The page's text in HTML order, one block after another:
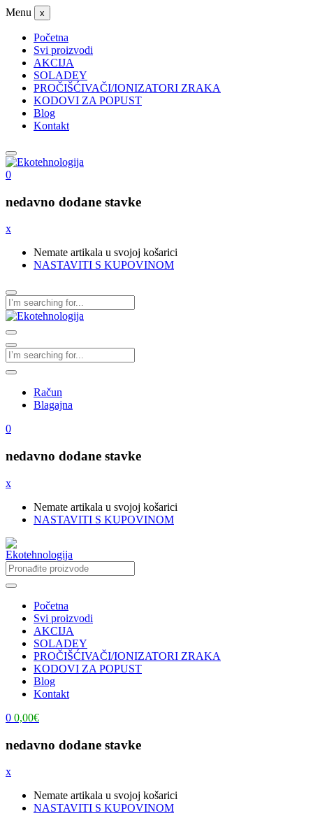
Menu x
Početna
Svi proizvodi
AKCIJA
SOLADEY
PROČIŠĆIVAČI/IONIZATORI ZRAKA
KODOVI ZA POPUST
Blog
Kontakt
0
nedavno dodane stavke
x
Nemate artikala u svojoj košarici
NASTAVITI S KUPOVINOM
Račun
Blagajna
0
nedavno dodane stavke
x
Nemate artikala u svojoj košarici
NASTAVITI S KUPOVINOM
Početna
Svi proizvodi
AKCIJA
SOLADEY
PROČIŠĆIVAČI/IONIZATORI ZRAKA
KODOVI ZA POPUST
Blog
Kontakt
0 0,00€
nedavno dodane stavke
x
Nemate artikala u svojoj košarici
NASTAVITI S KUPOVINOM